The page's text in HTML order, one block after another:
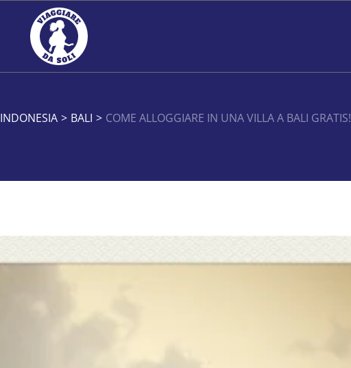
INDONESIA > BALI > COME ALLOGGIARE IN UNA VILLA A BALI GRATIS!